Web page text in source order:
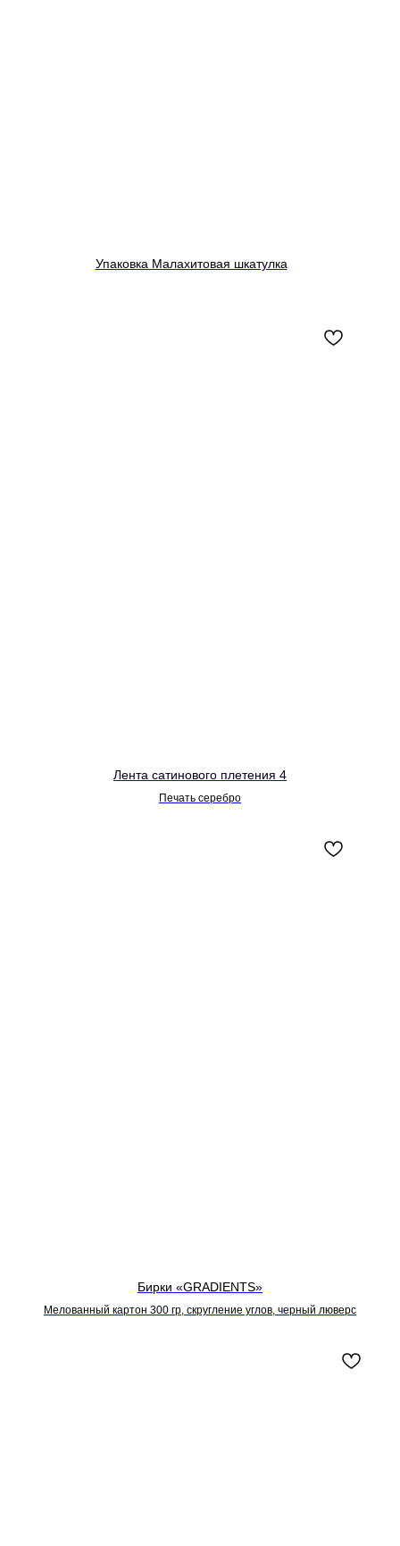
Упаковка Малахитовая шкатулка
Лента сатинового плетения 4
Печать серебро
Бирки «GRADIENTS»
Мелованный картон 300 гр, скругление углов, черный люверс